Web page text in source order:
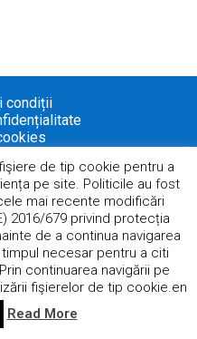
condiții
Med Publicis
de tip cookie pentru a
pe site. Politicile au fost
mai recente modificări
2016/679 privind protecția
de a continua navigarea
necesar pentru a citi
continuarea navigării pe
fişierelor de tip cookie.en
Read More
( Romanian)